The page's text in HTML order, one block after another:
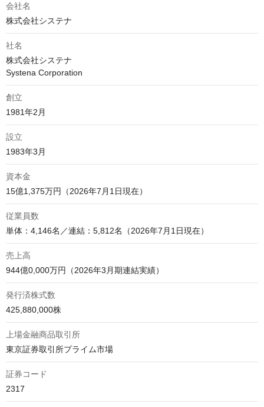
会社名
株式会社システナ
社名
株式会社システナ
Systena Corporation
創立
1981年2月
設立
資本金
15億1,375万円（2026年7月1日現在）
従業員数
単体：4,146名／連結：5,812名（2026年7月1日現在）
売上高
944億0,000万円（2026年3月期連結実績）
発行済株式数
425,880,000株
上場金融商品取引所
東京証券取引所プライム市場
証券コード
2317